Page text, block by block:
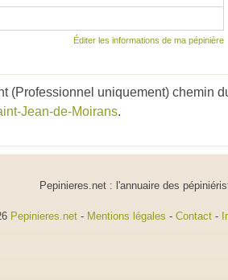
Éditer les informations de ma pépinière
(Professionnel uniquement) chemin
Jean-de-Moirans.
Pepinieres.net : l'annuaire des
Pepinieres.net - Mentions légales - Contact-